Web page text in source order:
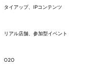
タイアップ、IPコンテンツ
リアル店舗、参加型イベント
O2O